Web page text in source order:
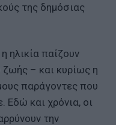
της δημόσιας
ηλικία παίζουν
ζωής – και κυρίως η
παράγοντες που
Εδώ και χρόνια, οι
την